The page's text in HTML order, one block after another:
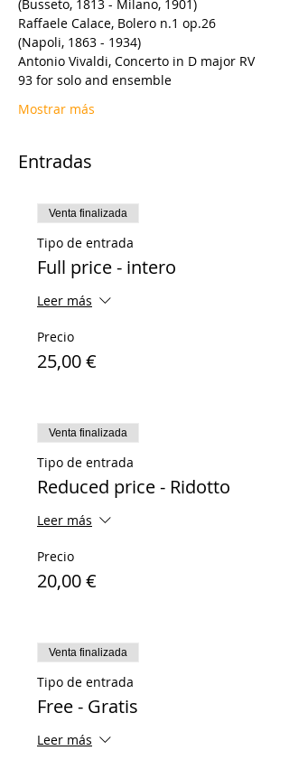
Antonio Vivaldi, Concerto in D major RV
Mostrar más
Entradas
Venta finalizada
Tipo de entrada
Full price - intero
Leer más
Precio
25,00 €
Venta finalizada
Tipo de entrada
Reduced price - Ridotto
Leer más
Precio
20,00 €
Venta finalizada
Tipo de entrada
Free - Gratis
Leer más